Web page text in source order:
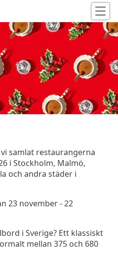
samlat restaurangerna
i Stockholm, Malmö,
och andra städer i
23 november - 22
i Sverige? Ett klassiskt
mellan 375 och 680